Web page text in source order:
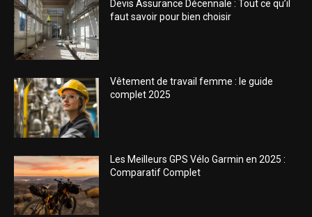
Devis Assurance Décennale : Tout ce qu’il
faut savoir pour bien choisir
Vêtement de travail femme : le guide
complet 2025
Les Meilleurs GPS Vélo Garmin en 2025 :
Comparatif Complet